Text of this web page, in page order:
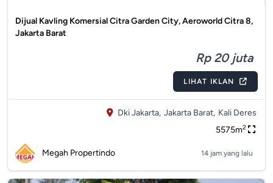
Dijual Kavling Komersial Citra Garden City, Aeroworld Citra 8,
Jakarta Barat
Rp 20 juta
LIHAT IKLAN
Dki Jakarta, Jakarta Barat, Kali Deres
5575m2
Megah Propertindo 14 jam yang lalu